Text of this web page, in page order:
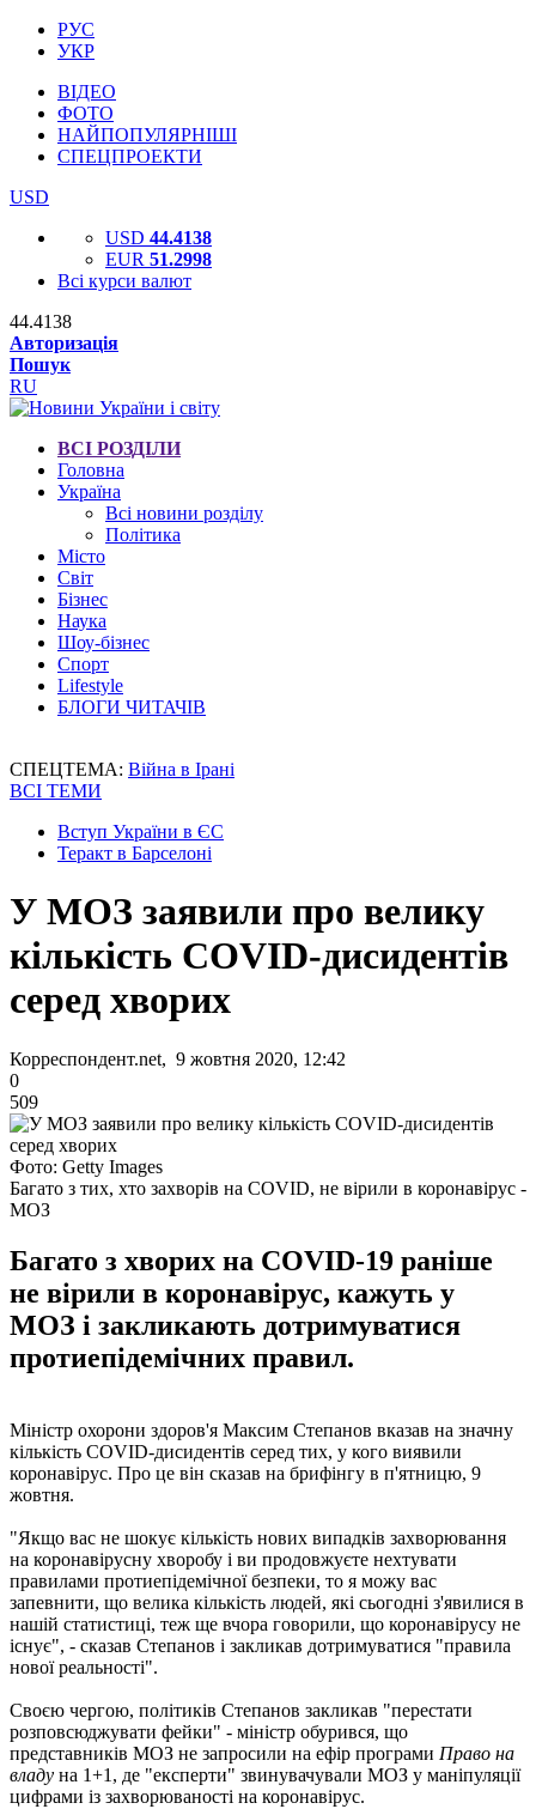
РУС
УКР
ВІДЕО
ФОТО
НАЙПОПУЛЯРНІШІ
СПЕЦПРОЕКТИ
USD
USD 44.4138
EUR 51.2998
Всі курси валют
44.4138
Авторизація
Пошук
RU
ВСІ РОЗДІЛИ
Головна
Україна
Всі новини розділу
Політика
Місто
Світ
Бізнес
Наука
Шоу-бізнес
Спорт
Lifestyle
БЛОГИ ЧИТАЧІВ
СПЕЦТЕМА: Війна в Ірані
ВСІ ТЕМИ
Вступ України в ЄС
Теракт в Барселоні
У МОЗ заявили про велику
кількість COVID-дисидентів
серед хворих
Корреспондент.net, 9 жовтня 2020, 12:42
0
509
Фото: Getty Images
Багато з тих, хто захворів на COVID, не вірили в коронавірус -
МОЗ
Багато з хворих на COVID-19 раніше
не вірили в коронавірус, кажуть у
МОЗ і закликають дотримуватися
протиепідемічних правил.
Міністр охорони здоров'я Максим Степанов вказав на значну
кількість COVID-дисидентів серед тих, у кого виявили
коронавірус. Про це він сказав на брифінгу в п'ятницю, 9
жовтня.
"Якщо вас не шокує кількість нових випадків захворювання
на коронавірусну хворобу і ви продовжуєте нехтувати
правилами протиепідемічної безпеки, то я можу вас
запевнити, що велика кількість людей, які сьогодні з'явилися в
нашій статистиці, теж ще вчора говорили, що коронавірусу не
існує", - сказав Степанов і закликав дотримуватися "правила
нової реальності".
Своєю чергою, політиків Степанов закликав "перестати
розповсюджувати фейки" - міністр обурився, що
представників МОЗ не запросили на ефір програми Право на
владу на 1+1, де "експерти" звинувачували МОЗ у маніпуляції
цифрами із захворюваності на коронавірус.